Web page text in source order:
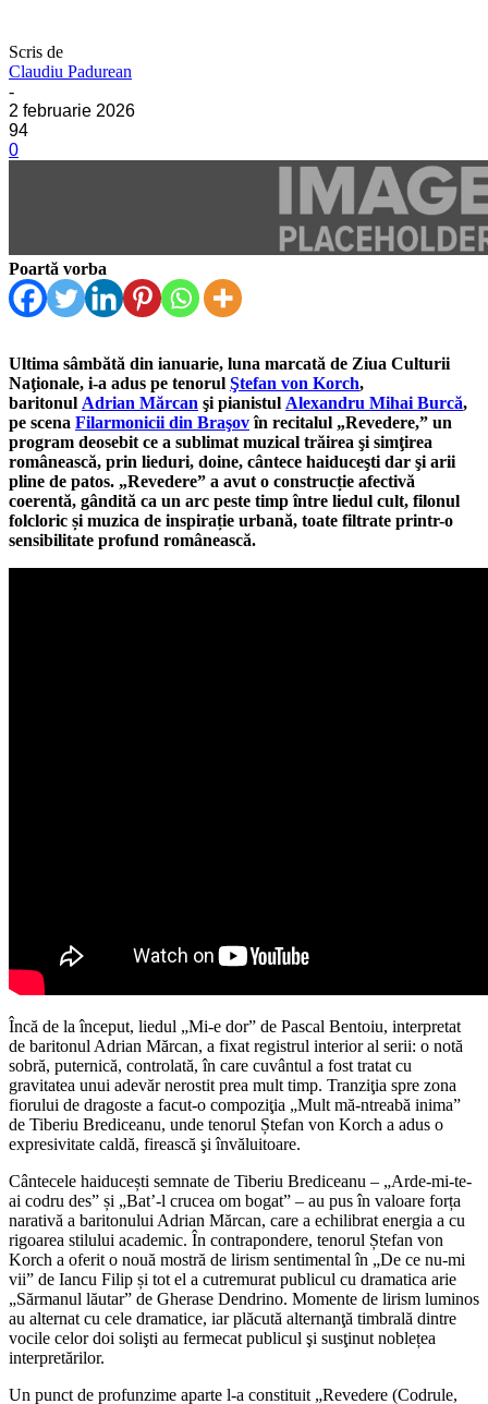
Scris de
Claudiu Padurean
-
2 februarie 2026
94
0
Poartă vorba
Ultima sâmbătă din ianuarie, luna marcată de Ziua Culturii
Naţionale, i-a adus pe tenorul Ştefan von Korch,
baritonul Adrian Mărcan şi pianistul Alexandru Mihai Burcă,
pe scena Filarmonicii din Braşovîn recitalul „Revedere,” un
program deosebit ce a sublimat muzical trăirea şi simţirea
românească, prin lieduri, doine, cântece haiduceşti dar şi arii
pline de patos. „Revedere” a avut o construcție afectivă
coerentă, gândită ca un arc peste timp între liedul cult, filonul
folcloric și muzica de inspirație urbană, toate filtrate printr-o
sensibilitate profund românească.
Încă de la început, liedul „Mi-e dor” de Pascal Bentoiu, interpretat
de baritonul Adrian Mărcan, a fixat registrul interior al serii: o notă
sobră, puternică, controlată, în care cuvântul a fost tratat cu
gravitatea unui adevăr nerostit prea mult timp. Tranziţia spre zona
fiorului de dragoste a facut-o compoziţia „Mult mă-ntreabă inima”
de Tiberiu Brediceanu, unde tenorul Ștefan von Korch a adus o
expresivitate caldă, firească şi învăluitoare.
Cântecele haiducești semnate de Tiberiu Brediceanu – „Arde-mi-te-
ai codru des” și „Bat’-l crucea om bogat” – au pus în valoare forța
narativă a baritonului Adrian Mărcan, care a echilibrat energia a cu
rigoarea stilului academic. În contrapondere, tenorul Ștefan von
Korch a oferit o nouă mostră de lirism sentimental în „De ce nu-mi
vii” de Iancu Filip și tot el a cutremurat publicul cu dramatica arie
„Sărmanul lăutar” de Gherase Dendrino. Momente de lirism luminos
au alternat cu cele dramatice, iar plăcută alternanţă timbrală dintre
vocile celor doi solişti au fermecat publicul şi susţinut noblețea
interpretărilor.
Un punct de profunzime aparte l-a constituit „Revedere (Codrule,